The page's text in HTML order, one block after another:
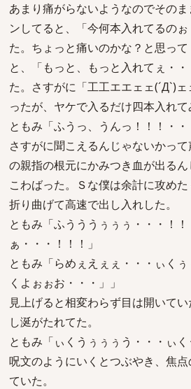
あまり痛がらないようなのでその
ンしてると、「今何本入れてるの
た。ちょっと痛いのかな？と思っ
と、「もっと、もっと入れてぇ・
た。さすがに「工工エエェェ(´Д`)
ったが、ヤケで入るだけ四本入れて
ともみ「ふうっ、うんっ！！！・・
さすがに聞こえるんじゃないかっ
の親指の根元にかみつき血が出る
こわばった。Ｓな僕は余計に攻め
折り曲げて高速で出し入れした。
ともみ「ふうううぅぅぅ・・・！
ぁ・・・！！！」
ともみ「らめぇえぇぇ・・・ぃく
くよぉぉお・・・」」
見上げると相変わらず目は開いて
し涎がたれてた。
ともみ「ぃくうぅぅぅう・・・ぃく
呪文のようにいくとつぶやき、焦
ていた。